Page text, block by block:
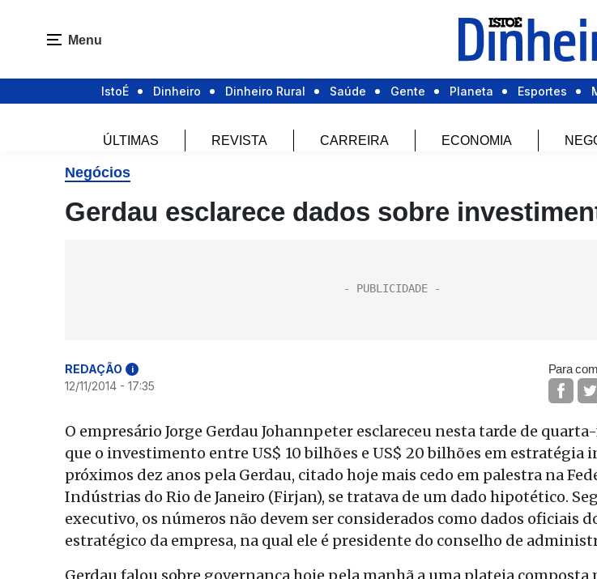
Menu
IstoÉ Dinheiro Dinheiro Rural Saúde Gente Planeta Esportes
ÚLTIMAS REVISTA CARREIRA ECONOMIA
Negócios
Gerdau esclarece dados sobre
REDAÇÃO i
12/11/2014 - 17:35
Para
O empresário Jorge Gerdau Johannpeter esclareceu nesta tarde de
que o investimento entre US$ 10 bilhões e US$ 20 bilhões em estratégia
próximos dez anos pela Gerdau, citado hoje mais cedo em palestra na
Indústrias do Rio de Janeiro (Firjan), se tratava de um dado hipotético.
executivo, os números não devem ser considerados como dados oficiais
estratégico da empresa, na qual ele é presidente do conselho de